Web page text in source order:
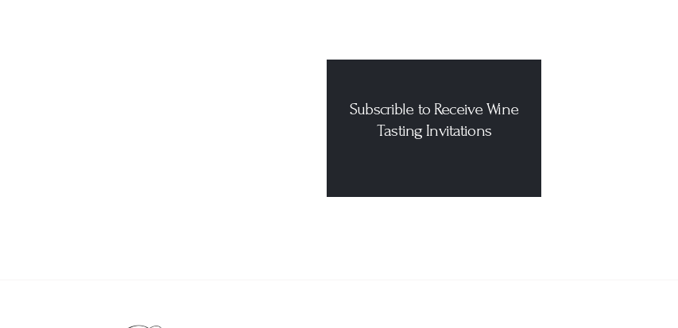
Subscrible to Receive Wine
Tasting Invitations